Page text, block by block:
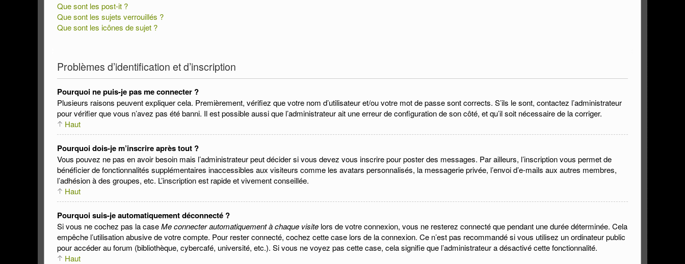
Que sont les post-it ?
Que sont les sujets verrouillés ?
Que sont les icônes de sujet ?
Problèmes d’identification et d’inscription
Pourquoi ne puis-je pas me connecter ?
Plusieurs raisons peuvent expliquer cela. Premièrement, vérifiez que votre nom d’utilisateur et/ou votre mot de passe sont corrects. S’ils le sont, contactez l’administrateur
pour vérifier que vous n’avez pas été banni. Il est possible aussi que l’administrateur ait une erreur de configuration de son côté, et qu’il soit nécessaire de la corriger.
Haut
Pourquoi dois-je m’inscrire après tout ?
Vous pouvez ne pas en avoir besoin mais l’administrateur peut décider si vous devez vous inscrire pour poster des messages. Par ailleurs, l’inscription vous permet de
bénéficier de fonctionnalités supplémentaires inaccessibles aux visiteurs comme les avatars personnalisés, la messagerie privée, l’envoi d’e-mails aux autres membres,
l’adhésion à des groupes, etc. L’inscription est rapide et vivement conseillée.
Haut
Pourquoi suis-je automatiquement déconnecté ?
Si vous ne cochez pas la caseMe connecter automatiquement à chaque visite lors de votre connexion, vous ne resterez connecté que pendant une durée déterminée. Cela
empêche l’utilisation abusive de votre compte. Pour rester connecté, cochez cette case lors de la connexion. Ce n’est pas recommandé si vous utilisez un ordinateur public
pour accéder au forum (bibliothèque, cybercafé, université, etc.). Si vous ne voyez pas cette case, cela signifie que l’administrateur a désactivé cette fonctionnalité.
Haut